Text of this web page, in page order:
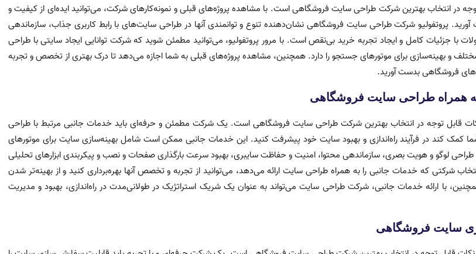
در انتخاب بهترین شرکت طراحی سایت فروشگاهی است. با مشاهده پروژه‌های قبلی و نمونه‌کارهای شرکت، می‌توانید ایده‌ای از کیفیت و
آورید. پروتفولیو شرکت طراحی سایت فروشگاهی نشان‌دهنده تنوع و توانمندی آنها در طراحی سایت‌های با رابط کاربری جذاب، سازماندهی
با جزئیات کامل و ایجاد تجربه خرید بی‌نقص است. با مرور پروتفولیو، می‌توانید مطمئن شوید که شرکت توانایی ایجاد سایتی با طراحی
مختلف و بهینه‌سازی برای موتورهای جستجو را دارد. همچنین، مشاهده پروژه‌های قبلی به شما اجازه می‌دهد تا درک بهتری از تخصص و تجربه
فروشگاهی بدست آورید.
به همراه طراحی سایت فروشگاهی
قابل توجه در انتخاب بهترین شرکت طراحی سایت فروشگاهی است. یک شرکت مطمئن و حرفه‌ای باید خدمات جانبی مرتبط با طراحی
شما کمک کند در فرآیند راه‌اندازی و بهبود سایت خود پیشرفت کنید. این خدمات جانبی ممکن است شامل بهینه‌سازی سایت برای موتورهای
طراحی لوگو و هویت بصری، سازماندهی محتوا، امنیت و حفاظت سایبری، بهبود سرعت بارگذاری صفحات و نصب و پیکربندی ابزارهای تحلیلی
انتخاب شرکتی که خدمات جانبی را به همراه طراحی سایت ارائه می‌دهد، می‌توانید از تجربه و تخصص آنها بهره‌برداری کنید و از بهینه‌تر شدن
با ارائه خدمات جانبی، شرکت طراحی سایت می‌تواند به عنوان یک شریک استراتژیک در طولانی‌مدت در راه‌اندازی، بهبود و مدیریت
سایت فروشگاهی